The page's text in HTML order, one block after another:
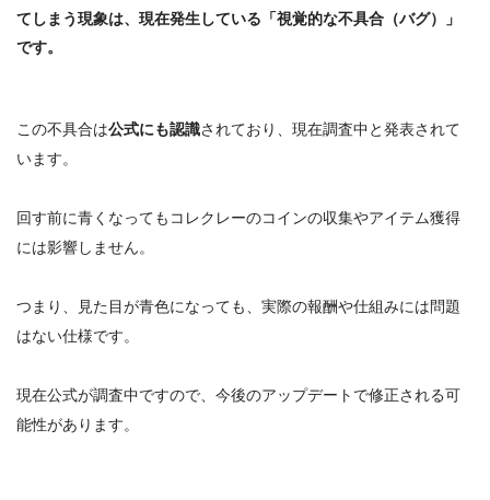
てしまう現象は、現在発生している「視覚的な不具合（バグ）
」
です。
この不具合は公式にも認識されており、現在調査中と発表されて
います。
回す前に青くなってもコレクレーのコインの収集やアイテム獲得
には影響しません。
つまり、
見た目が青色になっても、実際の報酬や仕組みには問題
はない仕様です。
現在公式が調査中ですので、今後のアップデートで修正される可
能性があります。